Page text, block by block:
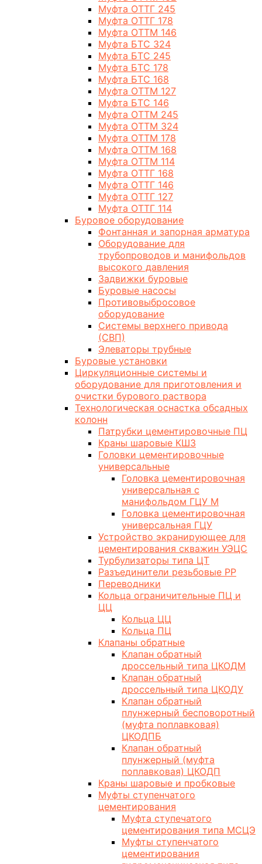
Муфта ОТТГ 245
Муфта ОТТГ 178
Муфта ОТТМ 146
Муфта БТС 324
Муфта БТС 245
Муфта БТС 178
Муфта БТС 168
Муфта ОТТМ 127
Муфта БТС 146
Муфта ОТТМ 245
Муфта ОТТМ 324
Муфта ОТТМ 178
Муфта ОТТМ 168
Муфта ОТТМ 114
Муфта ОТТГ 168
Муфта ОТТГ 146
Муфта ОТТГ 127
Муфта ОТТГ 114
Буровое оборудование
Фонтанная и запорная арматура
Оборудование для
трубопроводов и манифольдов
высокого давления
Задвижки буровые
Буровые насосы
Противовыбросовое
оборудование
Системы верхнего привода
(СВП)
Элеваторы трубные
Буровые установки
Циркуляционные системы и
оборудование для приготовления и
очистки бурового раствора
Технологическая оснастка обсадных
колонн
Патрубки цементировочные ПЦ
Краны шаровые КШЗ
Головки цементировочные
универсальные
Головка цементировочная
универсальная с
манифольдом ГЦУ М
Головка цементировочная
универсальная ГЦУ
Устройство экранирующее для
цементирования скважин УЭЦС
Турбулизаторы типа ЦТ
Разъединители резьбовые РР
Переводники
Кольца ограничительные ПЦ и
ЦЦ
Кольца ЦЦ
Кольца ПЦ
Клапаны обратные
Клапан обратный
дроссельный типа ЦКОДМ
Клапан обратный
дроссельный типа ЦКОДУ
Клапан обратный
плунжерный бесповоротный
(муфта поплавковая)
ЦКОДПБ
Клапан обратный
плунжерный (муфта
поплавковая) ЦКОДП
Краны шаровые и пробковые
Муфты ступенчатого
цементирования
Муфта ступечатого
цементирования типа МСЦЭ
Муфты ступенчатого
цементирования